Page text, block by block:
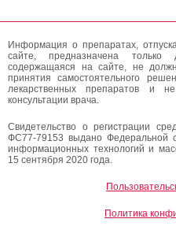
Информация о препаратах,
сайте, предназначена только
содержащаяся на сайте, не
принятия самостоятельного
лекарственных препаратов и
консультации врача.
Свидетельство о регистрации
ФС77-79153 выдано Федеральной
информационных технологий и
15 сентября 2020 года.
Политика